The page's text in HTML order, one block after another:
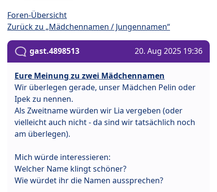
Foren-Übersicht
Zurück zu „Mädchennamen / Jungennamen“
gast.4898513 20. Aug 2025 19:36
Eure Meinung zu zwei Mädchennamen
Wir überlegen gerade, unser Mädchen Pelin oder
Ipek zu nennen.
Als Zweitname würden wir Lia vergeben (oder
vielleicht auch nicht - da sind wir tatsächlich noch
am überlegen).
Mich würde interessieren:
Welcher Name klingt schöner?
Wie würdet ihr die Namen aussprechen?